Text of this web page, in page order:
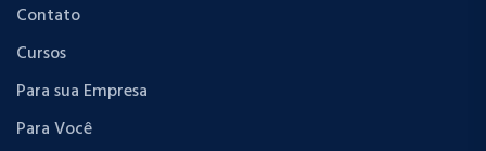
Contato
Cursos
Para sua Empresa
Para Você